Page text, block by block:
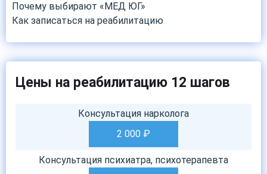
Почему выбирают «МЕД ЮГ»
Как записаться на реабилитацию
Цены на реабилитацию 12 шагов
Консультация нарколога
2 000 ₽
Консультация психиатра, психотерапевта